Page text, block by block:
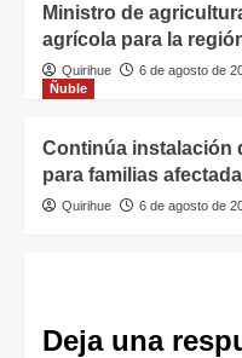
Ministro de
agrícola para la
Quirihue 6 de agosto de
Ñuble
Continúa instalación
para familias
Quirihue 6 de agosto de
Deja una